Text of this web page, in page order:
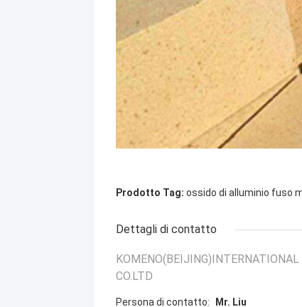
Prodotto Tag: ossido di alluminio fuso
Dettagli di contatto
CO.LTD
Persona di contatto: Mr. Liu